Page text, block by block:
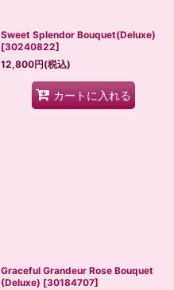
Sweet Splendor Bouquet(Deluxe)
[30240822]
12,800円(税込)
カートに入れる
Graceful Grandeur Rose Bouquet
(Deluxe) [30184707]